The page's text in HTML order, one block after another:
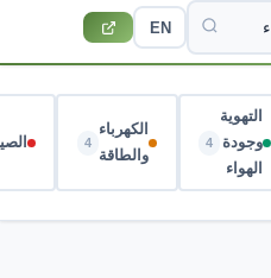
EN
التهوية
وجودة
الهواء
4
الكهرباء
والطاقة
4